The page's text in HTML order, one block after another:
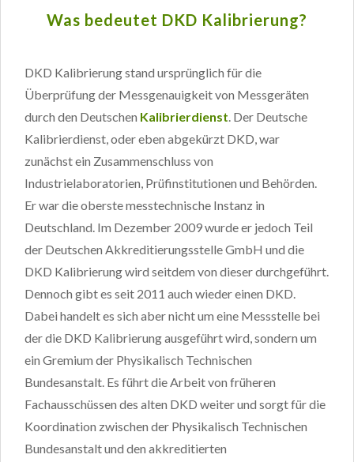
Was bedeutet DKD Kalibrierung?
DKD Kalibrierung stand ursprünglich für die
Überprüfung der Messgenauigkeit von Messgeräten
durch den Deutschen Kalibrierdienst. Der Deutsche
Kalibrierdienst, oder eben abgekürzt DKD, war
zunächst ein Zusammenschluss von
Industrielaboratorien, Prüfinstitutionen und Behörden.
Er war die oberste messtechnische Instanz in
Deutschland. Im Dezember 2009 wurde er jedoch Teil
der Deutschen Akkreditierungsstelle GmbH und die
DKD Kalibrierung wird seitdem von dieser durchgeführt.
Dennoch gibt es seit 2011 auch wieder einen DKD.
Dabei handelt es sich aber nicht um eine Messstelle bei
der die DKD Kalibrierung ausgeführt wird, sondern um
ein Gremium der Physikalisch Technischen
Bundesanstalt. Es führt die Arbeit von früheren
Fachausschüssen des alten DKD weiter und sorgt für die
Koordination zwischen der Physikalisch Technischen
Bundesanstalt und den akkreditierten